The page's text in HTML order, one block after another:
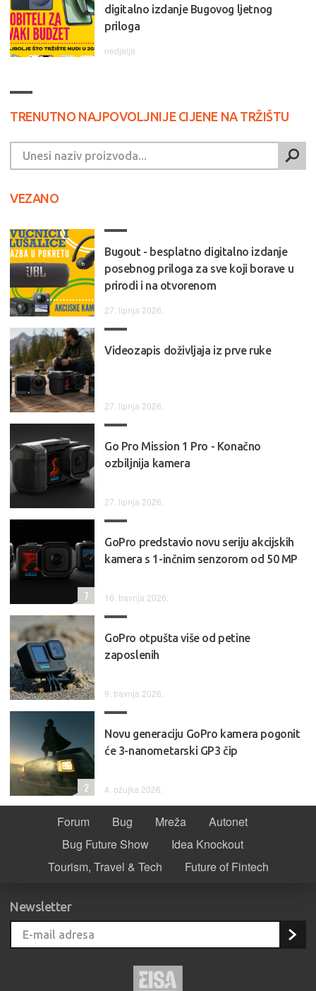
digitalno izdanje Bugovog ljetnog
priloga
nedjelja
TRENUTNO NAJPOVOLJNIJE CIJENE NA TRŽIŠTU
VEZANO
Bugout - besplatno digitalno izdanje
posebnog priloga za sve koji borave u
prirodi i na otvorenom
27. lipnja 2026.
Videozapis doživljaja iz prve ruke
27. lipnja 2026.
Go Pro Mission 1 Pro - Konačno
ozbiljnija kamera
27. lipnja 2026.
GoPro predstavio novu seriju akcijskih
kamera s 1-inčnim senzorom od 50 MP
16. travnja 2026.
7
GoPro otpušta više od petine
zaposlenih
9. travnja 2026.
Novu generaciju GoPro kamera pogonit
će 3-nanometarski GP3 čip
4. ožujka 2026.
2
Forum Bug Mreža
Autonet
Bug Future Show
Idea Knockout
Tourism, Travel & Tech
Future of Fintech
Newsletter